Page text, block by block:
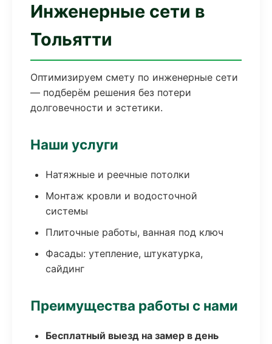
Инженерные сети в
Тольятти
Оптимизируем смету по инженерные сети
— подберём решения без потери
долговечности и эстетики.
Наши услуги
Натяжные и реечные потолки
Монтаж кровли и водосточной
системы
Плиточные работы, ванная под ключ
Фасады: утепление, штукатурка,
сайдинг
Преимущества работы с нами
Бесплатный выезд на замер в день